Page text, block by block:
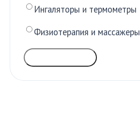
Ингаляторы и термометры
Физиотерапия и массажеры